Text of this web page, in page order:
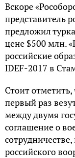
Вскоре
представитель
предложил
цене $500 млн.
российские
IDEF-2017 в
Стоит
первый раз
между двумя
соглашение о
российского